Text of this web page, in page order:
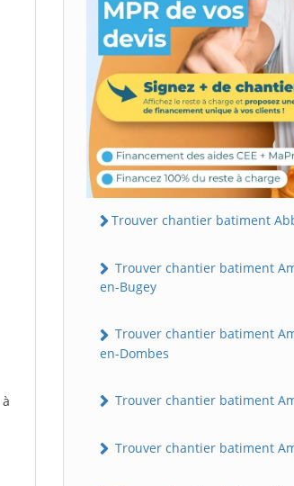
Trouver chantier batiment
Trouver chantier batiment
en-Bugey
Trouver chantier batiment
en-Dombes
Trouver chantier batiment
Trouver chantier batiment